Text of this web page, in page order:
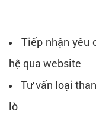
Tiếp nhận yêu
hệ qua website
Tư vấn loại
lò